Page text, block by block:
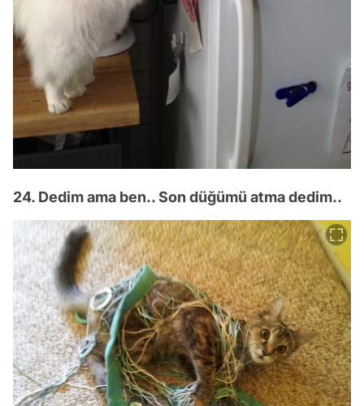
24. Dedim ama ben.. Son düğümü atma dedim..